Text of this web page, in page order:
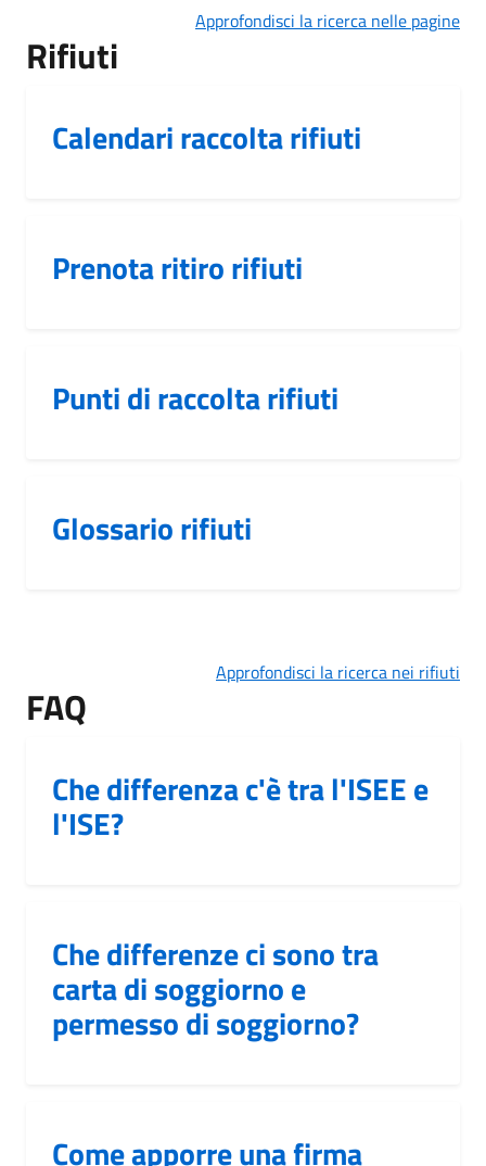
Approfondisci la ricerca nelle pagine
Rifiuti
Calendari raccolta rifiuti
Prenota ritiro rifiuti
Punti di raccolta rifiuti
Glossario rifiuti
Approfondisci la ricerca nei rifiuti
FAQ
Che differenza c'è tra l'ISEE e
l'ISE?
Che differenze ci sono tra
carta di soggiorno e
permesso di soggiorno?
Come apporre una firma